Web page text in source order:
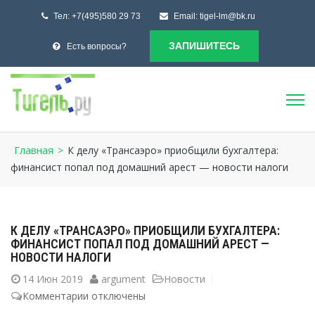
Тел: +7(495)580 29 73 Email: tigel-lm@bk.ru
Есть вопросы? ЗАПИШИТЕСЬ
Главная > К делу «Трансаэро» приобщили бухгалтера:
финансист попал под домашний арест — новости налоги
К ДЕЛУ «ТРАНСАЭРО» ПРИОБЩИЛИ БУХГАЛТЕРА:
ФИНАНСИСТ ПОПАЛ ПОД ДОМАШНИЙ АРЕСТ —
НОВОСТИ НАЛОГИ
14 Июн 2019 argument
Новости
Комментарии котключены